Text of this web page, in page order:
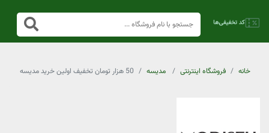
خانه فروشگاه اینترنتی مدیسه 50 هزار تومان تخفیف اولین خرید مدیسه